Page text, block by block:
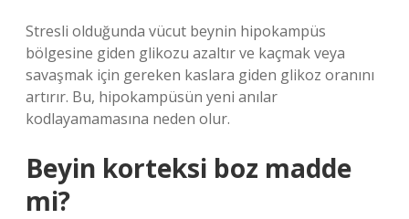
Stresli olduğunda vücut beynin hipokampüs
bölgesine giden glikozu azaltır ve kaçmak veya
savaşmak için gereken kaslara giden glikoz oranını
artırır. Bu, hipokampüsün yeni anılar
kodlayamamasına neden olur.
Beyin korteksi boz madde
mi?